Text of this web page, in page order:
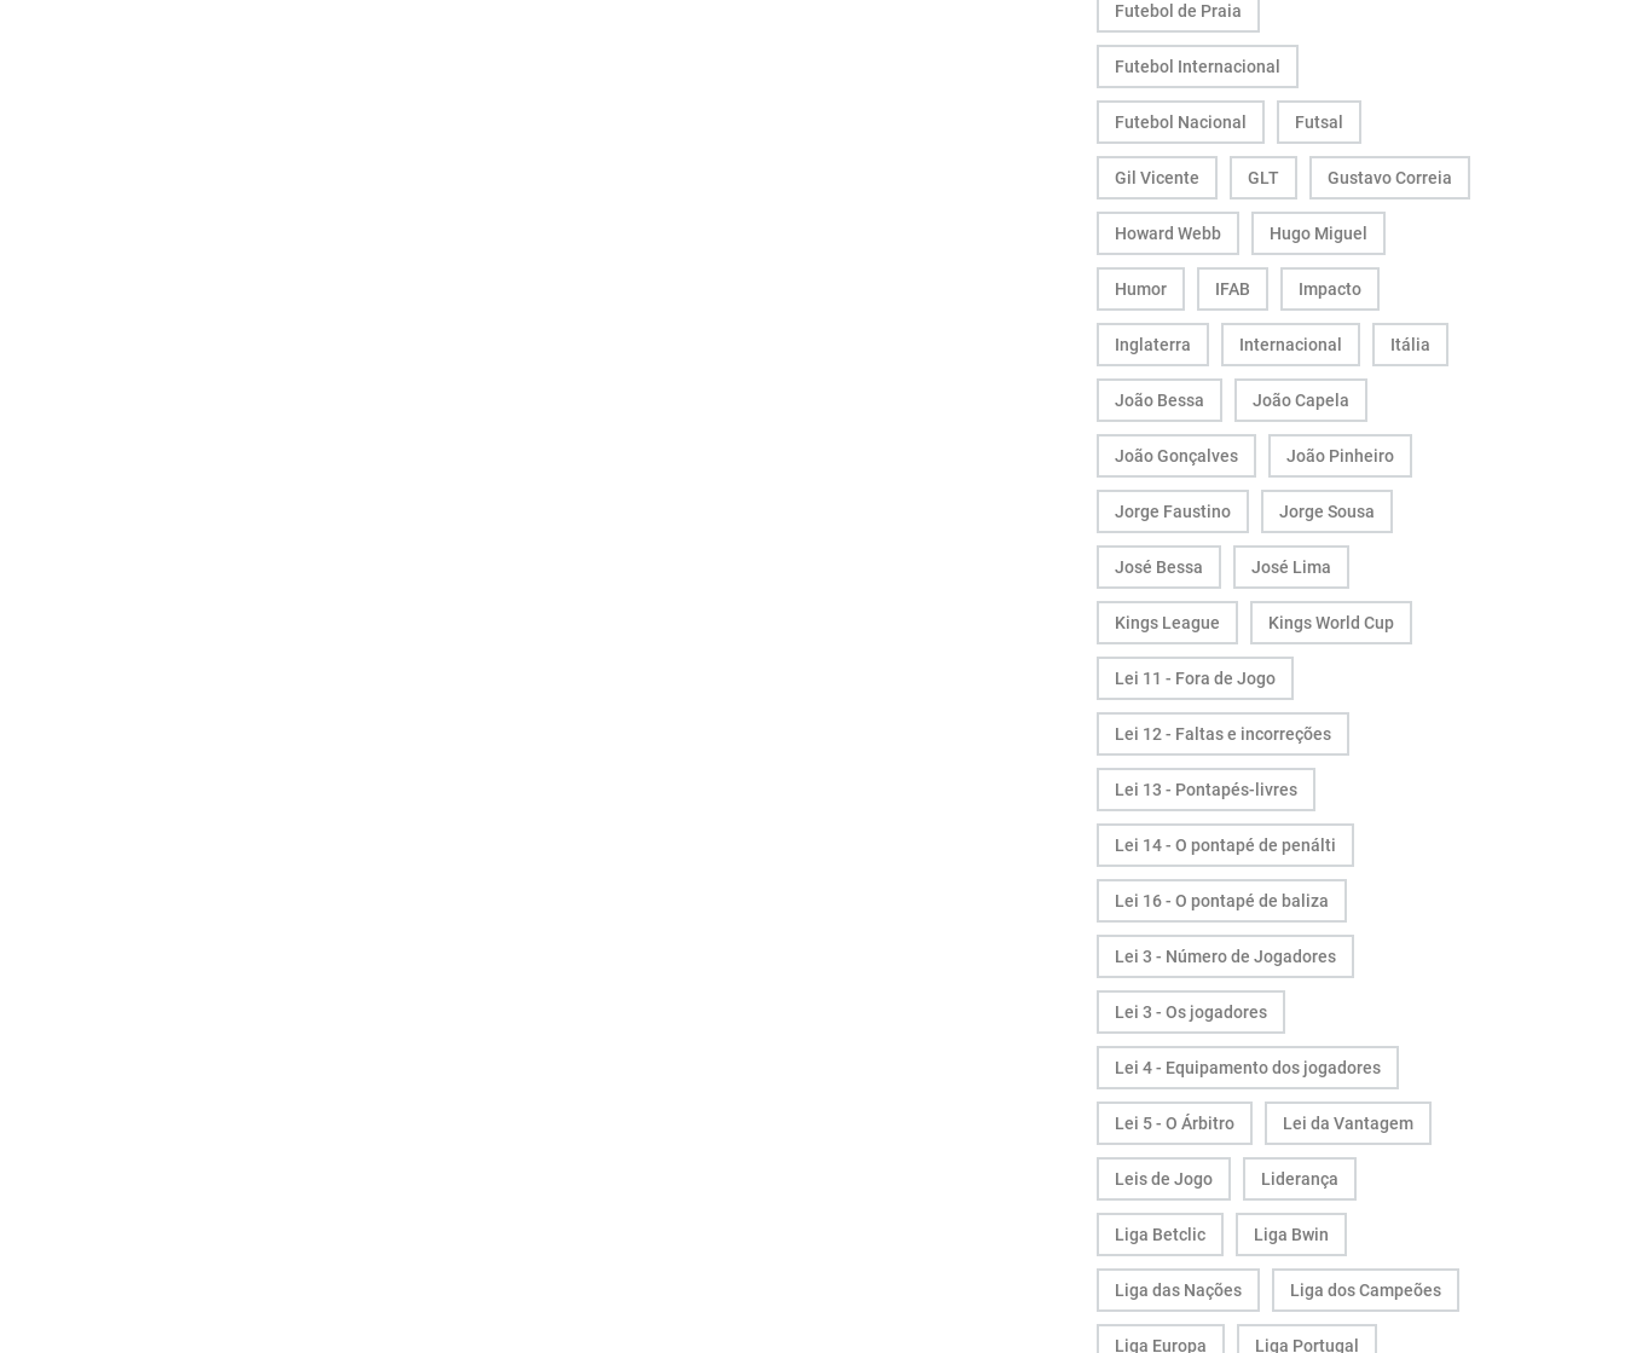
Futebol de Praia
Futebol Internacional
Futebol Nacional Futsal
Gil Vicente GLT Gustavo Correia
Howard Webb Hugo Miguel
Humor IFAB Impacto
Inglaterra Internacional Itália
João Bessa João Capela
João Gonçalves João Pinheiro
Jorge Faustino Jorge Sousa
José Bessa José Lima
Kings League Kings World Cup
Lei 11 - Fora de Jogo
Lei 12 - Faltas e incorreções
Lei 13 - Pontapés-livres
Lei 14 - O pontapé de penálti
Lei 16 - O pontapé de baliza
Lei 3 - Número de Jogadores
Lei 3 - Os jogadores
Lei 4 - Equipamento dos jogadores
Lei 5 - O Árbitro Lei da Vantagem
Leis de Jogo Liderança
Liga Betclic Liga Bwin
Liga das Nações Liga dos Campeões
Liga Europa Liga Portugal